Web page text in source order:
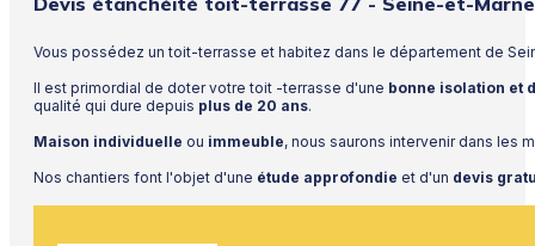
Vous possédez un toit-terrasse et habitez dans le département de
Il est primordial de doter votre toit -terrasse d'une bonne isolation et
qualité qui dure depuis plus de 20 ans.
Maison individuelle ou immeuble, nous saurons intervenir dans les
Nos chantiers font l'objet d'une étude approfondie et d'un devis